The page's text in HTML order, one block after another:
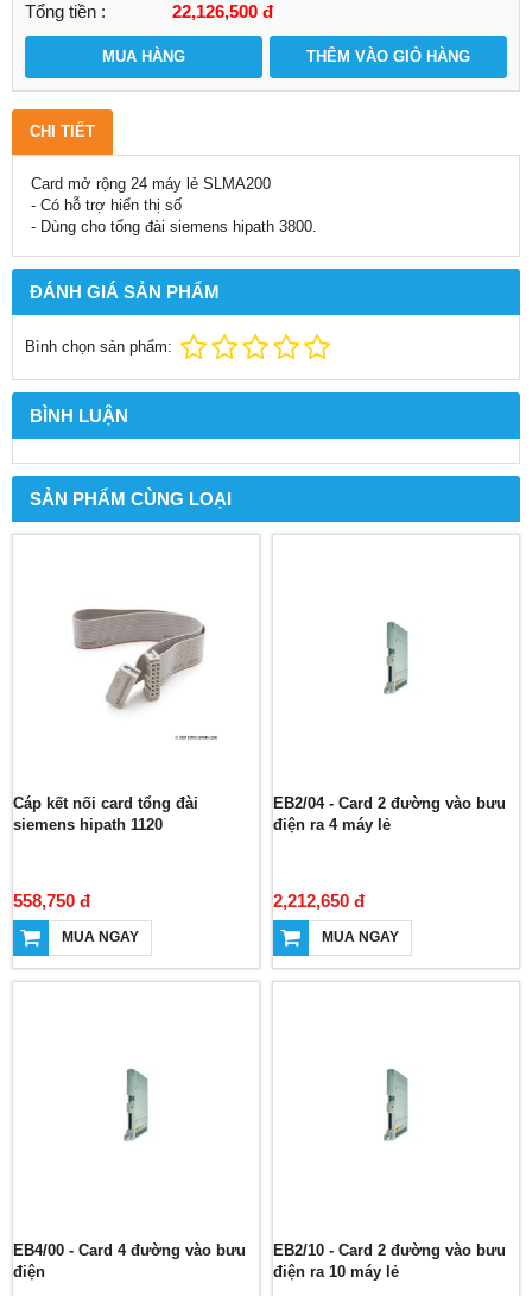
Tổng tiền : 22,126,500 đ
MUA HÀNG THÊM VÀO GIỎ HÀNG
CHI TIẾT
Card mở rộng 24 máy lẻ SLMA200
- Có hỗ trợ hiển thị số
- Dùng cho tổng đài siemens hipath 3800.
ĐÁNH GIÁ SẢN PHẨM
Bình chọn sản phẩm:
BÌNH LUẬN
SẢN PHẨM CÙNG LOẠI
Cáp kết nối card tổng đài
siemens hipath 1120
558,750 đ
MUA NGAY
EB2/04 - Card 2 đường vào bưu
điện ra 4 máy lẻ
2,212,650 đ
MUA NGAY
EB4/00 - Card 4 đường vào bưu
điện
EB2/10 - Card 2 đường vào bưu
điện ra 10 máy lẻ